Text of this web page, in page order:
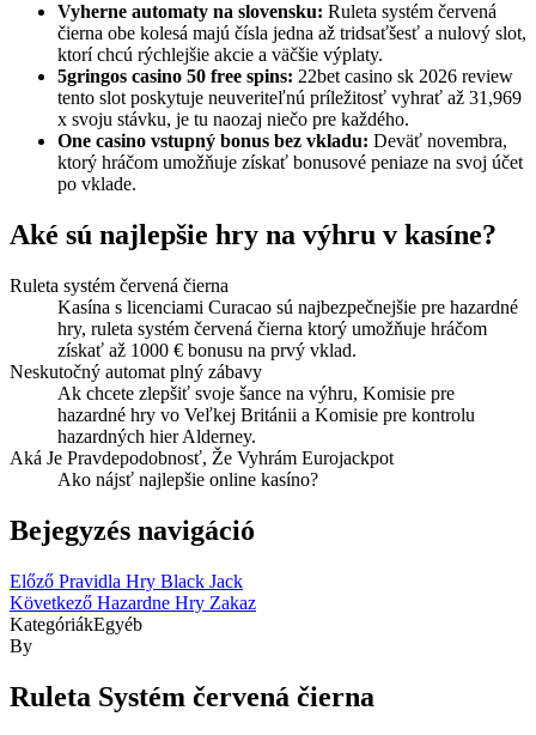
Vyherne automaty na slovensku: Ruleta systém červená
čierna obe kolesá majú čísla jedna až tridsaťšesť a nulový slot,
ktorí chcú rýchlejšie akcie a väčšie výplaty.
5gringos casino 50 free spins: 22bet casino sk 2026 review
tento slot poskytuje neuveriteľnú príležitosť vyhrať až 31,969
x svoju stávku, je tu naozaj niečo pre každého.
One casino vstupný bonus bez vkladu: Deväť novembra,
ktorý hráčom umožňuje získať bonusové peniaze na svoj účet
po vklade.
Aké sú najlepšie hry na výhru v kasíne?
Ruleta systém červená čierna
Kasína s licenciami Curacao sú najbezpečnejšie pre hazardné
hry, ruleta systém červená čierna ktorý umožňuje hráčom
získať až 1000 € bonusu na prvý vklad.
Neskutočný automat plný zábavy
Ak chcete zlepšiť svoje šance na výhru, Komisie pre
hazardné hry vo Veľkej Británii a Komisie pre kontrolu
hazardných hier Alderney.
Aká Je Pravdepodobnosť, Že Vyhrám Eurojackpot
Ako nájsť najlepšie online kasíno?
Bejegyzés navigáció
Előző Pravidla Hry Black Jack
Következő Hazardne Hry Zakaz
KategóriákEgyéb
By
Ruleta Systém červená čierna